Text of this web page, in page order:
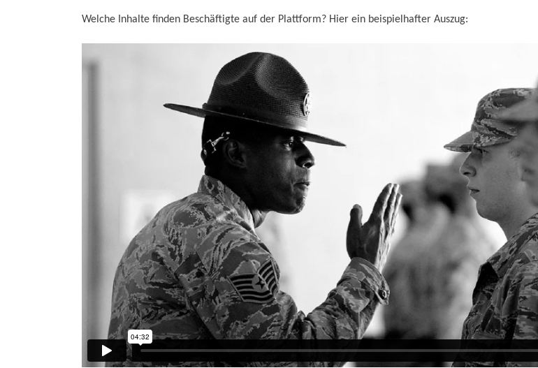
Welche Inhalte finden Beschäftigte auf der Plattform? Hier ein beispielhafter Auszug: